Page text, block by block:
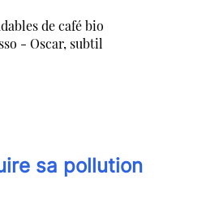
de café bio
- Oscar, subtil
sa pollution